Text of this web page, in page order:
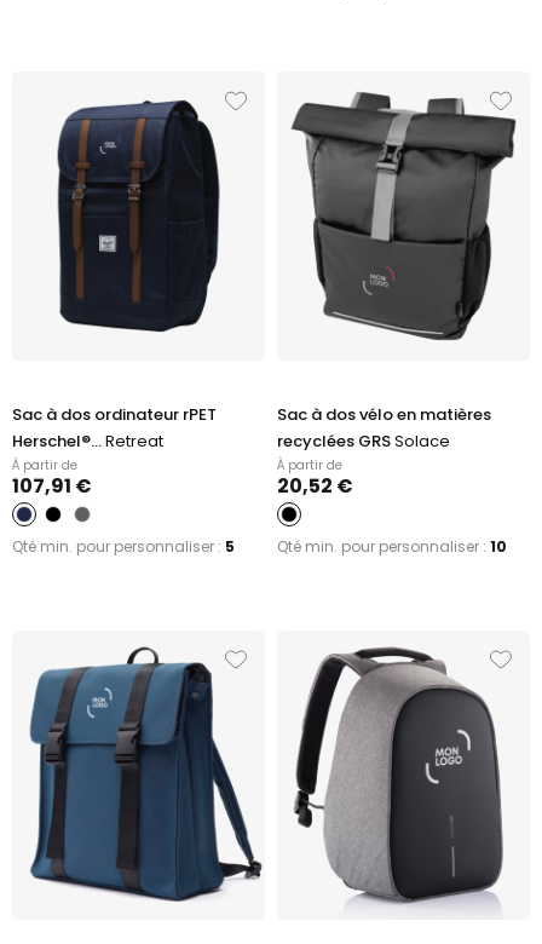
Sac à dos ordinateur rPET
Herschel®...Retreat
À partir de
107,91 €
Qté min. pour personnaliser : 5
Sac à dos vélo en matières
recyclées GRSSolace
À partir de
20,52 €
Qté min. pour personnaliser : 10